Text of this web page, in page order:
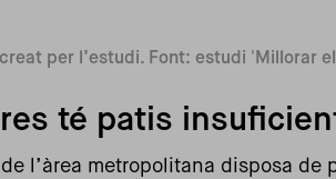
per l’estudi. Font: estudi 'Millorar
té patis
l’àrea metropolitana disposa de